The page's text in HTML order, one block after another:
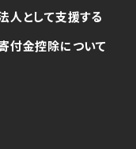
人として支援する
付金控除について